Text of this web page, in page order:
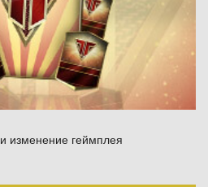
изменение геймплея